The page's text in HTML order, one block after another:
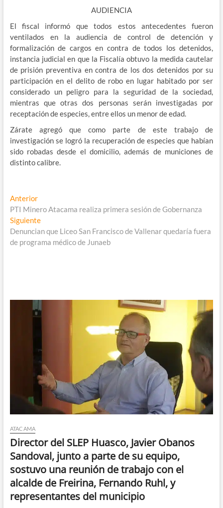
AUDIENCIA
El fiscal informó que todos estos antecedentes fueron
ventilados en la audiencia de control de detención y
formalización de cargos en contra de todos los detenidos,
instancia judicial en que la Fiscalía obtuvo la medida cautelar
de prisión preventiva en contra de los dos detenidos por su
participación en el delito de robo en lugar habitado por ser
considerado un peligro para la seguridad de la sociedad,
mientras que otras dos personas serán investigadas por
receptación de especies, entre ellos un menor de edad.
Zárate agregó que como parte de este trabajo de
investigación se logró la recuperación de especies que habían
sido robadas desde el domicilio, además de municiones de
distinto calibre.
Navegación
de
entradas
AnteriorEntrada
anterior:
PTI Minero Atacama realiza primera sesión de Gobernanza
SiguienteEntrada
siguiente:
Denuncian que Liceo San Francisco de Vallenar quedaría fuera
de programa médico de Junaeb
ATACAMA
Director del SLEP Huasco, Javier Obanos
Sandoval, junto a parte de su equipo,
sostuvo una reunión de trabajo con el
alcalde de Freirina, Fernando Ruhl, y
representantes del municipio